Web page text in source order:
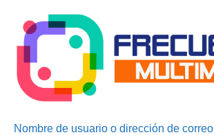
Nombre de usuario o dirección de correo